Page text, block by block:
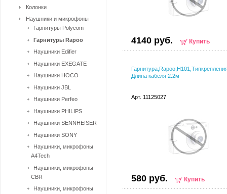
4140 руб. Купить
Длина кабеля 2.2м
Арт. 11125027
580 руб. Купить
Колонки
Наушники и микрофоны
Гарнитуры Polycom
Гарнитуры Rapoo
Наушники Edifier
Наушники EXEGATE
Наушники HOCO
Наушники JBL
Наушники Perfeo
Наушники PHILIPS
Наушники SENNHEISER
Наушники SONY
Наушники, микрофоны
A4Tech
Наушники, микрофоны
CBR
Наушники, микрофоны